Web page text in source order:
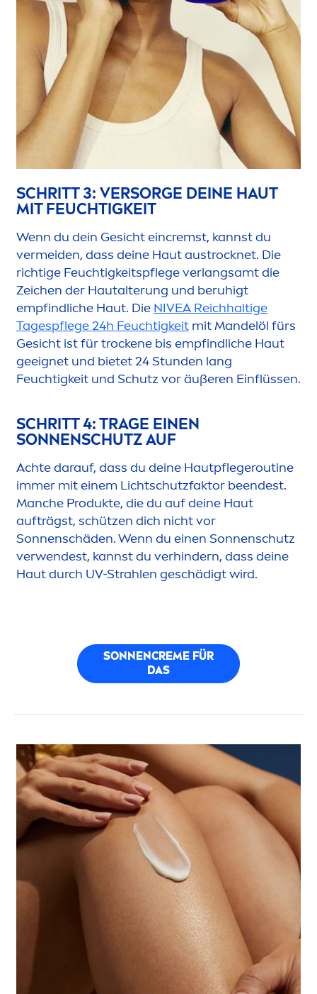
SCHRITT 3: VERSORGE DEINE HAUT
MIT FEUCHTIGKEIT
Wenn du dein Gesicht eincremst, kannst du
vermeiden, dass deine Haut austrocknet. Die
richtige Feuchtigkeitspflege verlangsamt die
Zeichen der Hautalterung und beruhigt
empfindliche Haut. Die NIVEA Reichhaltige
Tagespflege 24h Feuchtigkeit mit Mandelöl fürs
Gesicht ist für trockene bis empfindliche Haut
geeignet und bietet 24 Stunden lang
Feuchtigkeit und Schutz vor äußeren Einflüssen.
SCHRITT 4: TRAGE EINEN
SONNENSCHUTZ AUF
Achte darauf, dass du deine Hautpflegeroutine
immer mit einem Lichtschutzfaktor beendest.
Manche Produkte, die du auf deine Haut
aufträgst, schützen dich nicht vor
Sonnenschäden. Wenn du einen Sonnenschutz
verwendest, kannst du verhindern, dass deine
Haut durch UV-Strahlen geschädigt wird.
SONNENCREME FÜR
DAS